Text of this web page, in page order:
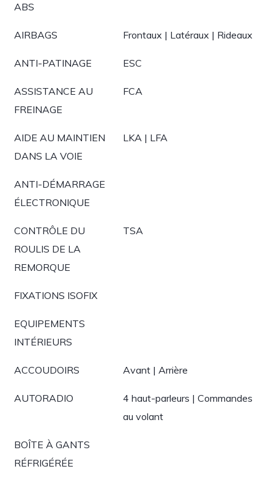
ABS
AIRBAGS Frontaux | Latéraux | Rideaux
ANTI-PATINAGE ESC
ASSISTANCE AU
FREINAGE
FCA
AIDE AU MAINTIEN
DANS LA VOIE
LKA | LFA
ANTI-DÉMARRAGE
ÉLECTRONIQUE
CONTRÔLE DU
ROULIS DE LA
REMORQUE
TSA
FIXATIONS ISOFIX
EQUIPEMENTS
INTÉRIEURS
ACCOUDOIRS Avant | Arrière
AUTORADIO
4 haut-parleurs | Commandes
au volant
BOÎTE À GANTS
RÉFRIGÉRÉE